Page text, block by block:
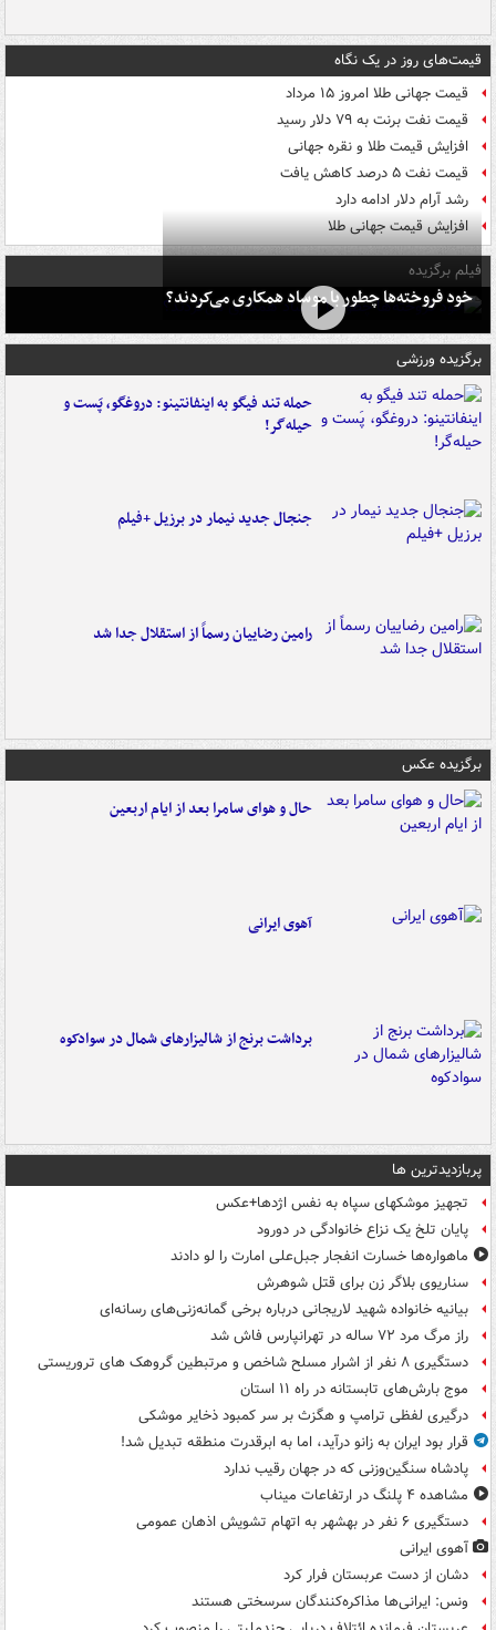
قیمت‌های روز در یک نگاه
قیمت جهانی طلا امروز ۱۵ مرداد
قیمت نفت برنت به ۷۹ دلار رسید
افزایش قیمت طلا و نقره جهانی
قیمت نفت ۵ درصد کاهش یافت
رشد آرام دلار ادامه دارد
افزایش قیمت جهانی طلا
فیلم برگزیده
خود فروخته‌ها چطور با موساد همکاری می‌کردند؟
برگزیده ورزشی
حمله تند فیگو به اینفانتینو: دروغگو، پَست‌ و
حیله‌گر!
جنجال جدید نیمار در برزیل +فیلم
رامین رضاییان رسماً از استقلال جدا شد
برگزیده عکس
حال و هوای سامرا بعد از ایام اربعین
آهوی ایرانی
برداشت برنج از شالیزارهای شمال در سوادکوه
پربازدیدترین ها
تجهیز موشکهای سپاه به نفس اژدها+عکس
پایان تلخ یک نزاع خانوادگی در دورود
ماهواره‌ها خسارت انفجار جبل‌علی امارت را لو دادند
سناریوی بلاگر زن برای قتل شوهرش
بیانیه خانواده شهید لاریجانی درباره برخی گمانه‌زنی‌های رسانه‌ای
راز مرگ مرد ۷۲ ساله در تهرانپارس فاش شد
دستگیری ۸ نفر از اشرار مسلح شاخص و مرتبطین گروهک های تروریستی
موج بارش‌های تابستانه در راه ۱۱ استان
درگیری لفظی ترامپ و هگزث بر سر کمبود ذخایر موشکی
قرار بود ایران به زانو درآید، اما به ابرقدرت منطقه تبدیل شد!
پادشاه سنگین‌وزنی که در جهان رقیب ندارد
مشاهده ۴ پلنگ در ارتفاعات میناب
دستگیری ۶ نفر در بهشهر به اتهام تشویش اذهان عمومی
آهوی ایرانی
دشان از دست عربستان فرار کرد
ونس: ایرانی‌ها مذاکره‌کنندگان سرسختی هستند